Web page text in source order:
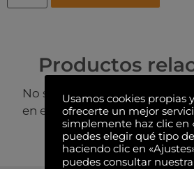
Productos
No se encontraron
en este producto.
Usamos cookies propias
ofrecerte un mejor
simplemente haz clic en
puedes elegir qué tipo
haciendo clic en
puedes consultar nuestra